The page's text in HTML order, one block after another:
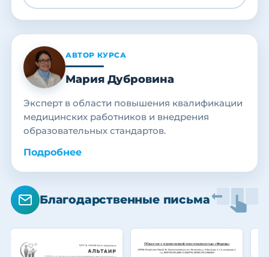
АВТОР КУРСА
Мария Дубровина
Эксперт в области повышения квалификации
медицинских работников и внедрения
образовательных стандартов.
Подробнее
Благодарственные письма